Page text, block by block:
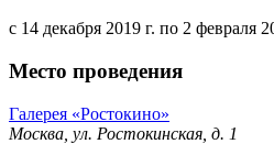
с 14 декабря 2019 г. по 2 февраля
Место проведения
Галерея «Ростокино»
Москва, ул. Ростокинская, д. 1